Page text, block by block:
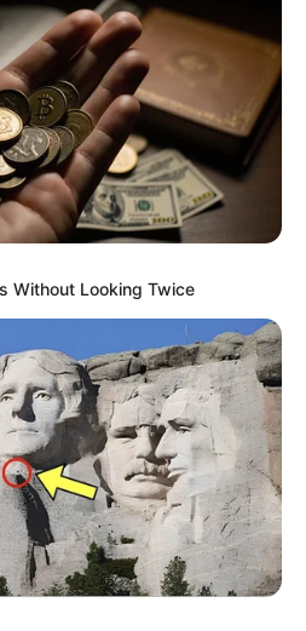
Quinté du jour
avant de consulter les
gratuit, merci de nous
sur un des boutons.
Without Looking Twice